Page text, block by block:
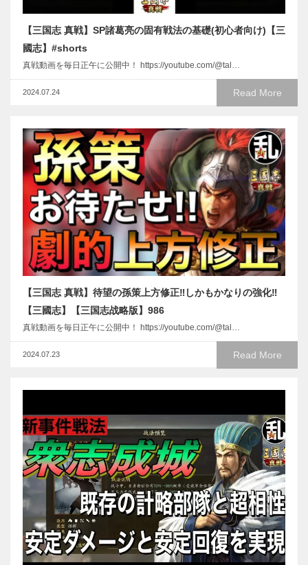
【三国志 真戦】SP諸葛亮の固有戦法の基礎(初心者向け)【三
國志】#shorts
真戦動画を毎日正午に公開中！ https://youtube.com/@tal…
Read More
2024.07.24
【三国志 真戦】待望の孫策上方修正‼しかもかなりの強化‼
【三國志】【三国志战略版】986
真戦動画を毎日正午に公開中！ https://youtube.com/@tal…
Read More
2024.07.23